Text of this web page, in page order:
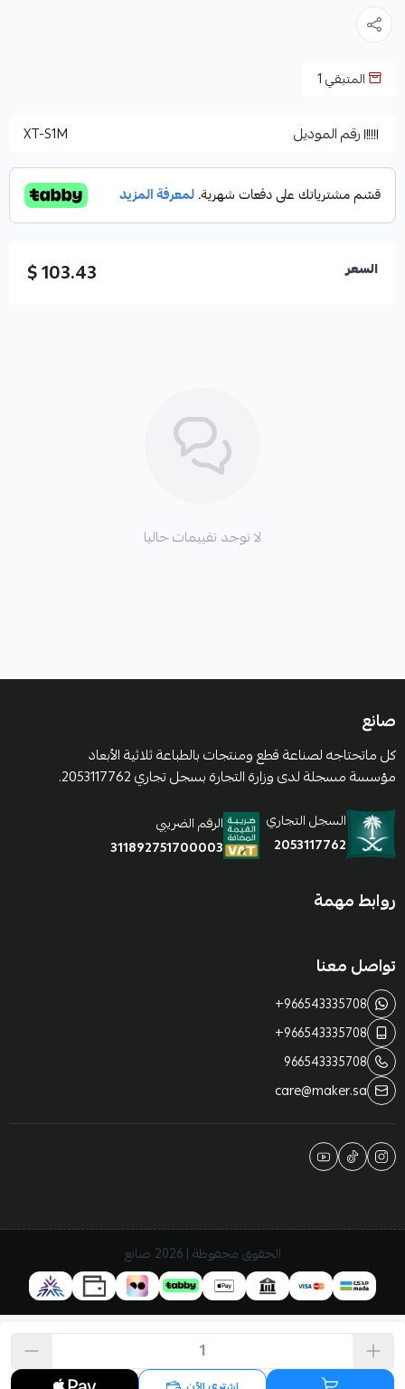
المتبقي1
رقم الموديل XT-S1M
السعر 103.43 $
لا توجد تقييمات حاليا
صانع
كل ماتحتاجه لصناعة قطع ومنتجات بالطباعة ثلاثية الأبعاد
مؤسسة مسجلة لدى وزارة التجارة بسجل تجاري 2053117762.
السجل التجاري
2053117762
الرقم الضريبي
311892751700003
روابط مهمة
تواصل معنا
+966543335708
+966543335708
966543335708
care@maker.sa
الحقوق محفوظة | 2026 صانع